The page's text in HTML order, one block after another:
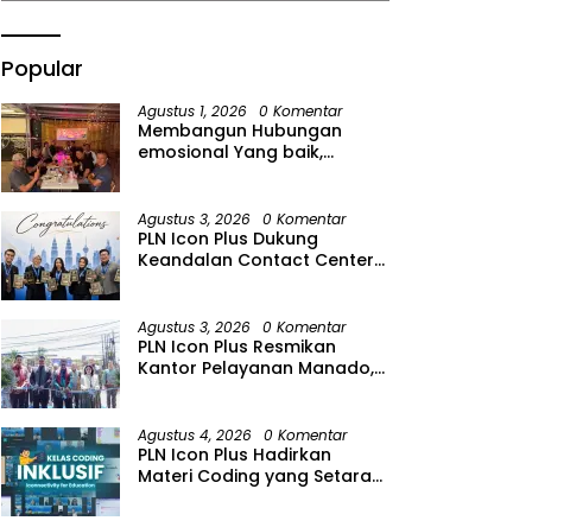
Popular
Agustus 1, 2026 0 Komentar
Membangun Hubungan
emosional Yang baik,
Riyanto, SH Sinergitas tidak
harus resmi Dengan
suasana Santai lebih Dekat
Agustus 3, 2026 0 Komentar
PLN Icon Plus Dukung
Keandalan Contact Center
Agustus 3, 2026 0 Komentar
PLN Icon Plus Resmikan
Kantor Pelayanan Manado,
Agustus 4, 2026 0 Komentar
PLN Icon Plus Hadirkan
Materi Coding yang Setara